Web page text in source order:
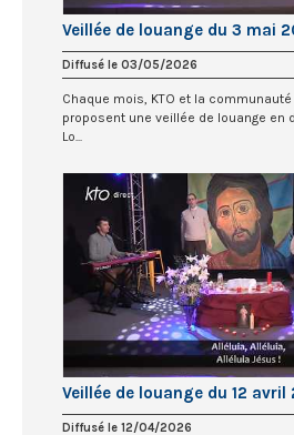
Veillée de louange du 3 mai
Diffusé le 03/05/2026
Chaque mois, KTO et la
proposent une veillée de louange en
Lo...
Veillée de louange du 12 avril
Diffusé le 12/04/2026